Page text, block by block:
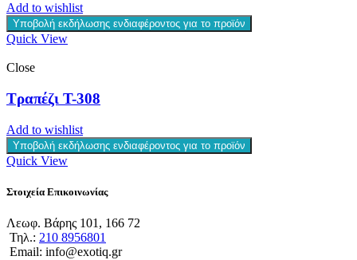
Add to wishlist
Υποβολή εκδήλωσης ενδιαφέροντος για το προϊόν
Quick View
Close
Τραπέζι T-308
Add to wishlist
Υποβολή εκδήλωσης ενδιαφέροντος για το προϊόν
Quick View
Στοιχεία Επικοινωνίας
Λεωφ. Βάρης 101, 166 72
Τηλ.: 210 8956801
Email: info@exotiq.gr